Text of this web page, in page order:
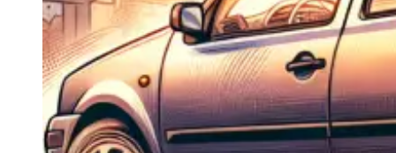
Navigație Mercedes W211
Navigație Mercedes Sprinter
Passat
Navigație Passat B5
Navigație Passat B5 5
Navigație Passat B6
Navigație Passat B7
Navigație Passat B8
Navigație Passat CC